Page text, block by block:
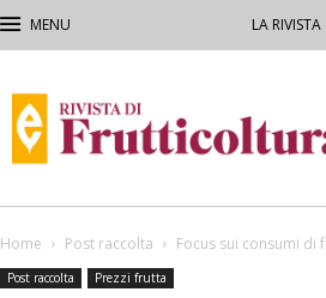
LA RIVISTA
di
Frutticoltura
Home Post raccolta Focus sui consumi di
Post raccolta Prezzi frutta